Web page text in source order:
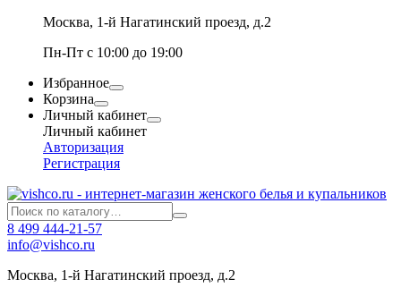
Москва, 1-й Нагатинский проезд, д.2
Пн-Пт с 10:00 до 19:00
Избранное
Корзина
Личный кабинет
Личный кабинет
Авторизация
Регистрация
8 499 444-21-57
info@vishco.ru
Москва, 1-й Нагатинский проезд, д.2